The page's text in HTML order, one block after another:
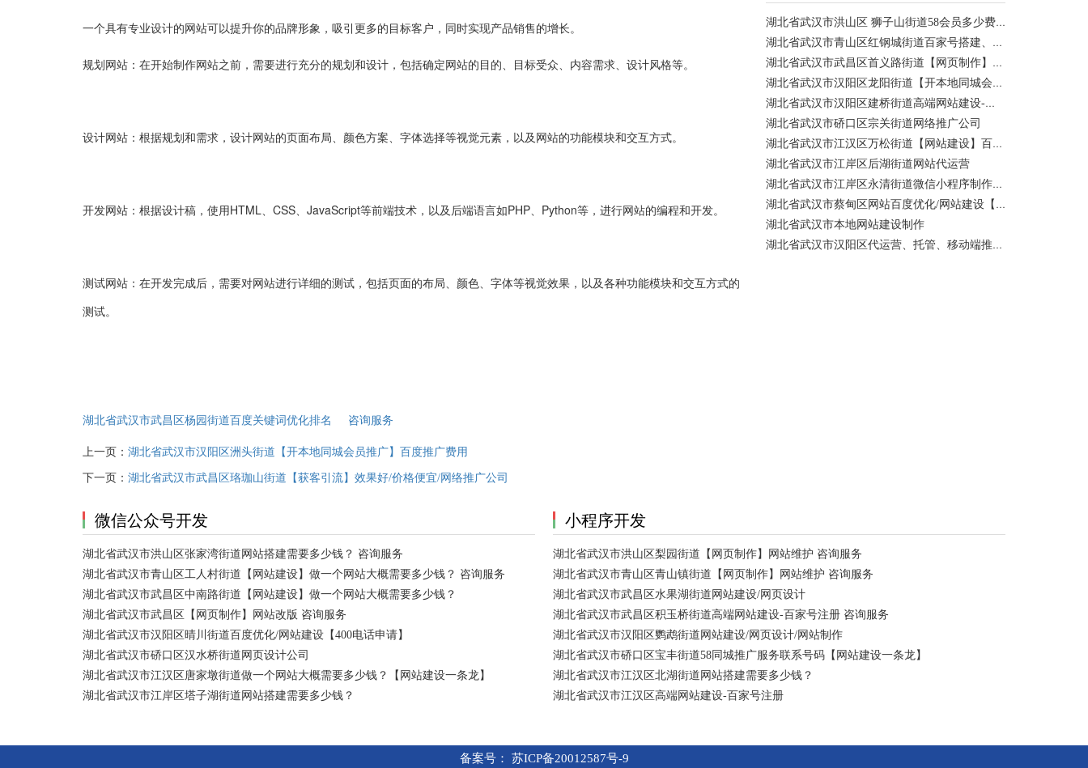
一个具有专业设计的网站可以提升你的品牌形象，吸引更多的目标客户，同时实现产品销售的增长。
规划网站：在开始制作网站之前，需要进行充分的规划和设计，包括确定网站的目的、目标受众、内容需求、设计风格等。
设计网站：根据规划和需求，设计网站的页面布局、颜色方案、字体选择等视觉元素，以及网站的功能模块和交互方式。
开发网站：根据设计稿，使用HTML、CSS、JavaScript等前端技术，以及后端语言如PHP、Python等，进行网站的编程和开发。
测试网站：在开发完成后，需要对网站进行详细的测试，包括页面的布局、颜色、字体等视觉效果，以及各种功能模块和交互方式的
测试。
湖北省武汉市武昌区杨园街道百度关键词优化排名 咨询服务
上一页： 湖北省武汉市汉阳区洲头街道【开本地同城会员推广】百度推广费用
下一页： 湖北省武汉市武昌区珞珈山街道【获客引流】效果好/价格便宜/网络推广公司
湖北省武汉市洪山区 狮子山街道58会员多少费用？ 咨询服务
湖北省武汉市青山区红钢城街道百家号搭建、设置、代运营 咨询服务
湖北省武汉市武昌区首义路街道【网页制作】网站维护-网站改版
湖北省武汉市汉阳区龙阳街道【开本地同城会员推广】百度推广费用 咨询服务
湖北省武汉市汉阳区建桥街道高端网站建设-百家号注册、蓝V认证
湖北省武汉市硚口区宗关街道网络推广公司
湖北省武汉市江汉区万松街道【网站建设】百度关键词优化排名
湖北省武汉市江岸区后湖街道网站代运营
湖北省武汉市江岸区永清街道微信小程序制作公司
湖北省武汉市蔡甸区网站百度优化/网站建设【400电话申请】
湖北省武汉市本地网站建设制作
湖北省武汉市汉阳区代运营、托管、移动端推广公司【网站建设一条龙】
微信公众号开发
湖北省武汉市洪山区张家湾街道网站搭建需要多少钱？ 咨询服务
湖北省武汉市青山区工人村街道【网站建设】做一个网站大概需要多少钱？ 咨询服务
湖北省武汉市武昌区中南路街道【网站建设】做一个网站大概需要多少钱？
湖北省武汉市武昌区【网页制作】网站改版 咨询服务
湖北省武汉市汉阳区晴川街道百度优化/网站建设【400电话申请】
湖北省武汉市硚口区汉水桥街道网页设计公司
湖北省武汉市江汉区唐家墩街道做一个网站大概需要多少钱？【网站建设一条龙】
湖北省武汉市江岸区塔子湖街道网站搭建需要多少钱？
小程序开发
湖北省武汉市洪山区梨园街道【网页制作】网站维护 咨询服务
湖北省武汉市青山区青山镇街道【网页制作】网站维护 咨询服务
湖北省武汉市武昌区水果湖街道网站建设/网页设计
湖北省武汉市武昌区积玉桥街道高端网站建设-百家号注册 咨询服务
湖北省武汉市汉阳区鹦鹉街道网站建设/网页设计/网站制作
湖北省武汉市硚口区宝丰街道58同城推广服务联系号码【网站建设一条龙】
湖北省武汉市江汉区北湖街道网站搭建需要多少钱？
湖北省武汉市江汉区高端网站建设-百家号注册
备案号： 苏ICP备20012587号-9